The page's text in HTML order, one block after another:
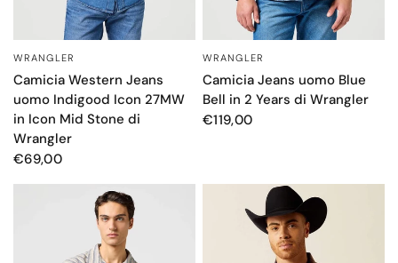
OCCHIATA VELOCE
WRANGLER
Camicia Western Jeans
uomo Indigood Icon 27MW
in Icon Mid Stone di
Wrangler
€69,00
OCCHIATA VELOCE
WRANGLER
Camicia Jeans uomo Blue
Bell in 2 Years di Wrangler
€119,00